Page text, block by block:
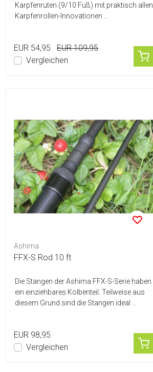
Karpfenruten (9/10 Fuß) mit praktisch allen
Karpfenrollen-Innovationen ...
EUR 54,95
EUR 109,95
Vergleichen
Ashima
FFX-S Rod 10 ft
Die Stangen der Ashima FFX-S-Serie haben
ein einziehbares Kolbenteil. Teilweise aus
diesem Grund sind die Stangen ideal ...
EUR 98,95
Vergleichen